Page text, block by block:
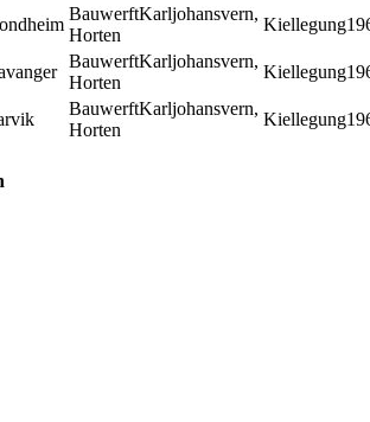
Karljohansvern,
Horten
Karljohansvern,
Horten
Karljohansvern,
Horten